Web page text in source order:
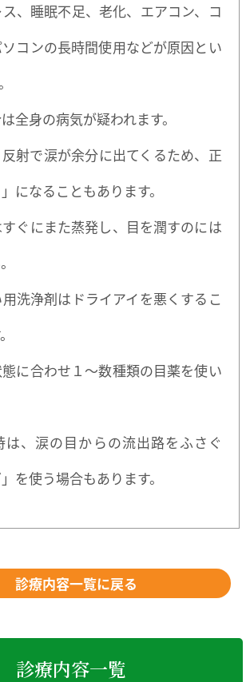
、睡眠不足、老化、エアコン、コ
コンの長時間使用などが原因とい
全身の病気が疑われます。
射で涙が余分に出てくるため、正
になることもあります。
ぐにまた蒸発し、目を潤すのには
洗浄剤はドライアイを悪くするこ
に合わせ１～数種類の目薬を使い
は、涙の目からの流出路をふさぐ
を使う場合もあります。
診療内容一覧に戻る
診療内容一覧